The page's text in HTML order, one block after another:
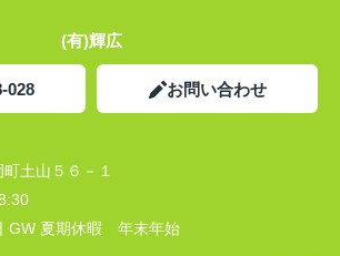
(有)輝広
028 お問い合わせ
土山５６－１
GW 夏期休暇 年末年始